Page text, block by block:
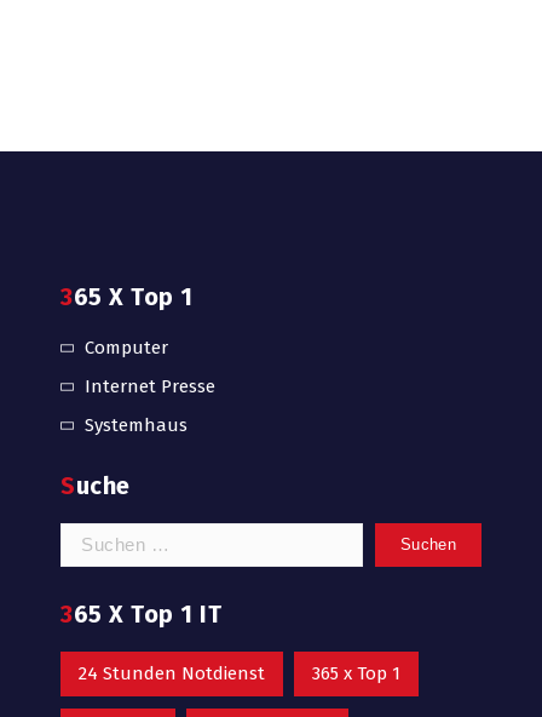
365 X Top 1
Computer
Internet Presse
Systemhaus
Suche
Suchen
365 X Top 1 IT
24 Stunden Notdienst 365 x Top 1